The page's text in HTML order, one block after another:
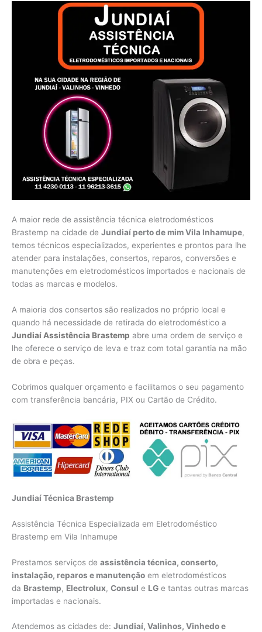
A maior rede de assistência técnica eletrodomésticos
Brastemp na cidade de Jundiaí perto de mim Vila Inhamupe,
temos técnicos especializados, experientes e prontos para lhe
atender para instalações, consertos, reparos, conversões e
manutenções em eletrodomésticos importados e nacionais de
todas as marcas e modelos.
A maioria dos consertos são realizados no próprio local e
quando há necessidade de retirada do eletrodoméstico a
Jundiaí Assistência Brastemp abre uma ordem de serviço e
lhe oferece o serviço de leva e traz com total garantia na mão
de obra e peças.
Cobrimos qualquer orçamento e facilitamos o seu pagamento
com transferência bancária, PIX ou Cartão de Crédito.
Jundiaí Técnica Brastemp
Assistência Técnica Especializada em Eletrodoméstico
Brastemp em Vila Inhamupe
Prestamos serviços de assistência técnica, conserto,
instalação, reparos e manutenção em eletrodomésticos
da Brastemp, Electrolux, Consul e LG e tantas outras marcas
importadas e nacionais.
Atendemos as cidades de: Jundiaí, Valinhos, Vinhedo e